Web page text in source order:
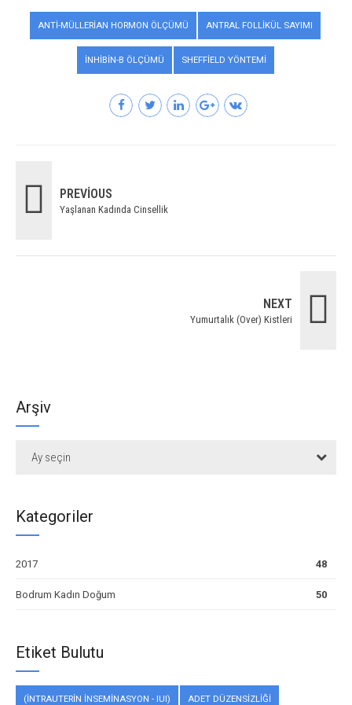
ANTI-MÜLLERIAN HORMON ÖLÇÜMÜ ANTRAL FOLLIKÜL SAYIMI
İNHIBIN-B ÖLÇÜMÜ SHEFFIELD YÖNTEMI
PREVIOUS
Yaşlanan Kadında Cinsellik
NEXT
Yumurtalık (Over) Kistleri
Arşiv
Ay seçin
Kategoriler
2017 48
Bodrum Kadın Doğum 50
Etiket Bulutu
(İNTRAUTERIN INSEMINASYON - IUI) ADET DÜZENSIZLIĞI